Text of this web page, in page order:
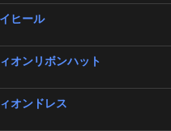
ヒール
オンリボンハット
オンドレス